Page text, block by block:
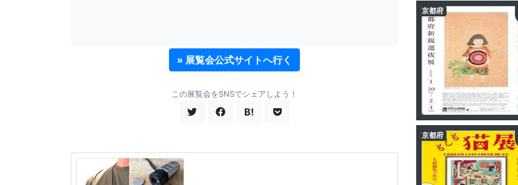
» 展覧会公式サイトへ行く
この展覧会をSNSでシェアしよう！
B!
京都府
京都府